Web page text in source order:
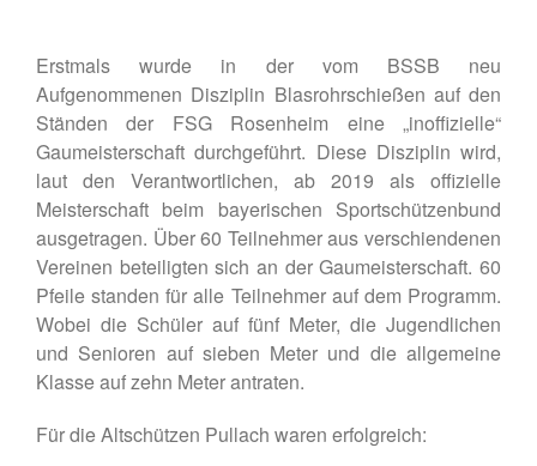
Vereinsabend
Vorstand
Vorstandshistorie
Schießsport
Blasrohr
Luftgewehr
Luftpistole
Stadtmeisterschaft
Vergleichsschießen
Links
Homepage alt
Erstmals wurde in der vom BSSB neu
Aufgenommenen Disziplin Blasrohrschießen auf den
Ständen der FSG Rosenheim eine „inoffizielle“
Gaumeisterschaft durchgeführt. Diese Disziplin wird,
laut den Verantwortlichen, ab 2019 als offizielle
Meisterschaft beim bayerischen Sportschützenbund
ausgetragen. Über 60 Teilnehmer aus verschiendenen
Vereinen beteiligten sich an der Gaumeisterschaft. 60
Pfeile standen für alle Teilnehmer auf dem Programm.
Wobei die Schüler auf fünf Meter, die Jugendlichen
und Senioren auf sieben Meter und die allgemeine
Klasse auf zehn Meter antraten.
Für die Altschützen Pullach waren erfolgreich: